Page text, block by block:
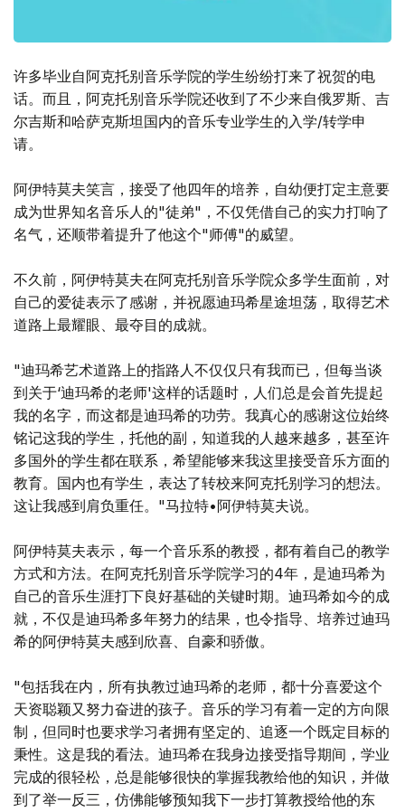
许多毕业自阿克托别音乐学院的学生纷纷打来了祝贺的电
话。而且，阿克托别音乐学院还收到了不少来自俄罗斯、吉
尔吉斯和哈萨克斯坦国内的音乐专业学生的入学/转学申
请。
阿伊特莫夫笑言，接受了他四年的培养，自幼便打定主意要
成为世界知名音乐人的"徒弟"，不仅凭借自己的实力打响了
名气，还顺带着提升了他这个"师傅"的威望。
不久前，阿伊特莫夫在阿克托别音乐学院众多学生面前，对
自己的爱徒表示了感谢，并祝愿迪玛希星途坦荡，取得艺术
道路上最耀眼、最夺目的成就。
"迪玛希艺术道路上的指路人不仅仅只有我而已，但每当谈
到关于‘迪玛希的老师'这样的话题时，人们总是会首先提起
我的名字，而这都是迪玛希的功劳。我真心的感谢这位始终
铭记这我的学生，托他的副，知道我的人越来越多，甚至许
多国外的学生都在联系，希望能够来我这里接受音乐方面的
教育。国内也有学生，表达了转校来阿克托别学习的想法。
这让我感到肩负重任。"马拉特•阿伊特莫夫说。
阿伊特莫夫表示，每一个音乐系的教授，都有着自己的教学
方式和方法。在阿克托别音乐学院学习的4年，是迪玛希为
自己的音乐生涯打下良好基础的关键时期。迪玛希如今的成
就，不仅是迪玛希多年努力的结果，也令指导、培养过迪玛
希的阿伊特莫夫感到欣喜、自豪和骄傲。
"包括我在内，所有执教过迪玛希的老师，都十分喜爱这个
天资聪颖又努力奋进的孩子。音乐的学习有着一定的方向限
制，但同时也要求学习者拥有坚定的、追逐一个既定目标的
秉性。这是我的看法。迪玛希在我身边接受指导期间，学业
完成的很轻松，总是能够很快的掌握我教给他的知识，并做
到了举一反三，仿佛能够预知我下一步打算教授给他的东